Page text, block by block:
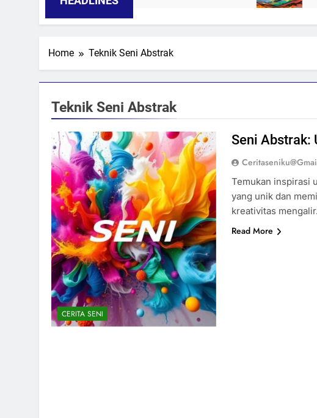
Home Teknik Seni Abstrak
Teknik Seni Abstrak
CERITA SENI
Seni Abstrak:
Temukan inspirasi
yang unik dan
kreativitas mengalir.
Read More